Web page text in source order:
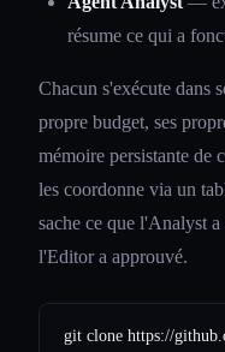
résume ce qui a
Chacun s'exécute dans
propre budget, ses
mémoire persistante de
les coordonne via un
sache ce que l'Analyst
l'Editor a approuvé.
git clone https://